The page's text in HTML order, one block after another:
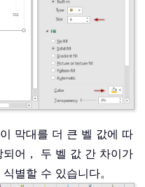
막대를 더 큰 벨 값에 따
어， 두 벨 값 간 차이가
별할 수 있습니다。